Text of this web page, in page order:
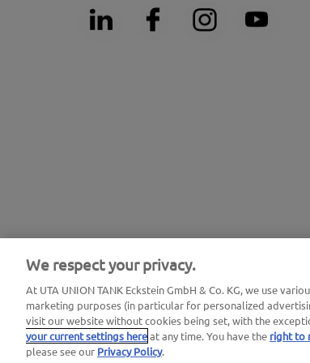
Informazioni legali |Informativa sulla privacy |Termini e
We respect your privacy.
At UTA UNION TANK Eckstein GmbH & Co. KG, we use
marketing purposes (in particular for personalized
visit our website without cookies being set, with the
your current settings hereat any time. You have the right to
please see our Privacy Policy.